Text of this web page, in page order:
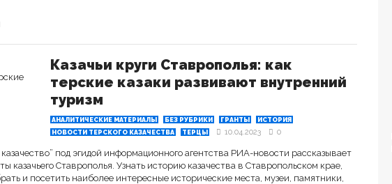
Казачьи круги Ставрополья: как
терские казаки развивают внутренний
туризм
АНАЛИТИЧЕСКИЕ МАТЕРИАЛЫ БЕЗ РУБРИКИ ГРАНТЫ
ИСТОРИЯ
НОВОСТИ ТЕРСКОГО КАЗАЧЕСТВА
ТЕРЦЫ 10.04.2023 0
под эгидой информационного агентства РИА-новости рассказывает
казачьего Ставрополья. Узнать историю казачества в Ставропольском крае,
и посетить наиболее интересные исторические места, музеи, памятники,